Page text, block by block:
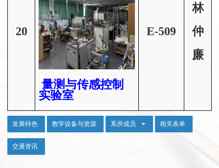
20
量测与传感控制
实验室
E-509
林
仲
廉
发展特色 教学设备与资源 系所成员 相关表单
交通资讯